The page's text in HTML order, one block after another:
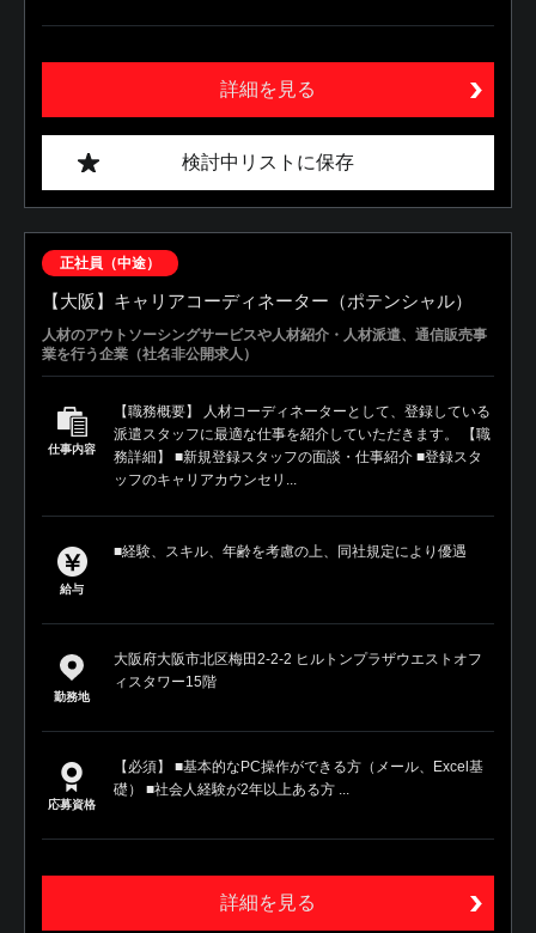
詳細を見る
検討中リストに保存
正社員（中途）
【大阪】キャリアコーディネーター（ポテンシャル）
人材のアウトソーシングサービスや人材紹介・人材派遣、通信販売事
業を行う企業（社名非公開求人）
仕事内容
【職務概要】 人材コーディネーターとして、登録している
派遣スタッフに最適な仕事を紹介していただきます。 【職
務詳細】 ■新規登録スタッフの面談・仕事紹介 ■登録スタ
ッフのキャリアカウンセリ...
給与
■経験、スキル、年齢を考慮の上、同社規定により優遇
勤務地
大阪府大阪市北区梅田2-2-2 ヒルトンプラザウエストオフ
ィスタワー15階
応募資格
【必須】 ■基本的なPC操作ができる方（メール、Excel基
礎） ■社会人経験が2年以上ある方 ...
詳細を見る